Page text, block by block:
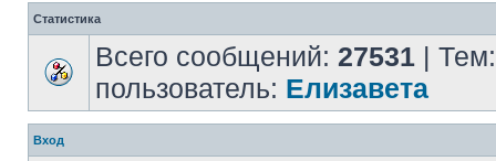
Статистика
Всего сообщений: 27531 |
пользователь: Елизавета
Вход